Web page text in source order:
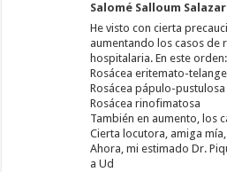
Salomé Salloum Salazar
He visto con cierta
aumentando los casos de
hospitalaria. En este orden:
Rosácea eritemato-
Rosácea pápulo-pustulosa
Rosácea rinofimatosa
También en aumento, los
Cierta locutora, amiga
Ahora, mi estimado Dr.
a Ud